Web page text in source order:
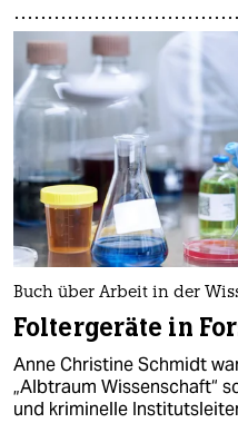
Buch über Arbeit in der
Foltergeräte in
Anne Christine Schmidt
„Albtraum Wissenschaft“
und kriminelle